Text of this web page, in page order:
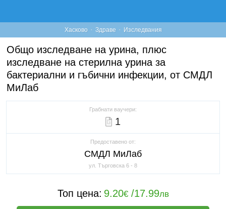
Хасково · Здраве · Изследвания
Общо изследване на урина, плюс
изследване на стерилна урина за
бактериални и гъбични инфекции, от СМДЛ
МиЛаб
Грабнати ваучери:
1
Предоставено от:
СМДЛ МиЛаб
ул. Търговска 6 - 8
Топ цена: 9.20€/17.99лв